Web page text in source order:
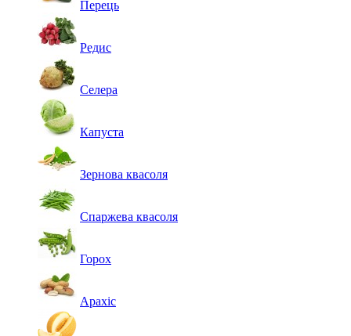
Перець
Редис
Селера
Капуста
Зернова квасоля
Спаржева квасоля
Горох
Арахіс